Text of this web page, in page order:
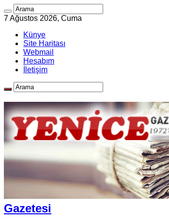
7 Ağustos 2026, Cuma
Künye
Site Haritası
Webmail
Hesabım
İletişim
Gazetesi